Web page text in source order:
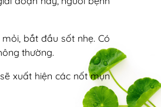
bắt đầu sốt nhẹ. Có
thường.
xuất hiện các nốt mụn